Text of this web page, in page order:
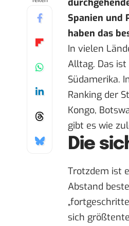
Spanien und
haben das
In vielen
Alltag. Das
Südamerika.
Ranking der
Kongo,
gibt es wie
Die
Trotzdem ist
Abstand
sich